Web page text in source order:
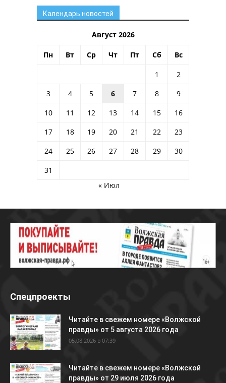
Календарь новостей
Август 2026
Пн Вт Ср Чт Пт Сб Вс
1
2
3
4 5 6 7 8
9
10
11 12 13 14 15
16
17
18 19 20 21 22
23
24
25 26 27 28 29
30
31
« Июл
Спецпроекты
Читайте в свежем номере «Волжской
правды» от 5 августа 2026 года
05.08.2026 в 07:39
Читайте в свежем номере «Волжской
правды» от 29 июля 2026 года